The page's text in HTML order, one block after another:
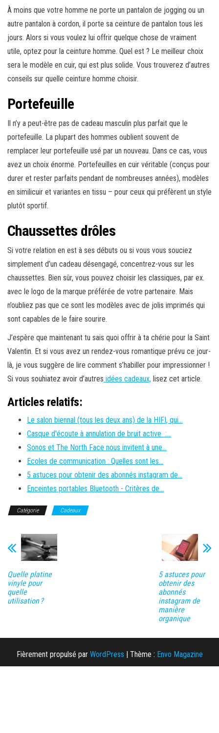
À moins que votre homme ne porte un pantalon de jogging ou un
autre pantalon à cordon, il porte sa ceinture de pantalon tous les
jours. Alors si vous voulez lui offrir quelque chose de vraiment
utile, optez pour la ceinture homme. Quel est ? Le meilleur choix
sera le modèle en cuir, qui est plus solide. Vous trouverez d’autres
conseils sur quelle ceinture homme choisir.
Portefeuille
Il n’y a peut-être pas de cadeau masculin plus parfait que le
portefeuille. La plupart des hommes oublient souvent de
remplacer leur portefeuille usé par un nouveau. Dans ce cas, vous
avez un choix énorme. Portefeuilles en cuir véritable (conçus pour
durer et rester parfaits pendant de nombreuses années), modèles
en similicuir et variantes en tissu – pour ceux qui préfèrent un style
plutôt sportif.
Chaussettes drôles
Si votre relation en est à ses débuts ou si vous vous souciez
simplement d’un cadeau désengagé, concentrez-vous sur les
chaussettes. Bien sûr, vous pouvez choisir les classiques, par ex.
avec le logo de la marque préférée de votre partenaire. Mais
n’oubliez pas que ce sont les modèles avec de jolis imprimés qui
sont capables de le faire sourire.
J’espère que maintenant tu sais quoi offrir à ta chérie pour la Saint
Valentin. Et si vous avez un rendez-vous romantique prévu ce jour-
là, je vous suggère de lire comment s’habiller pour impressionner !
Si vous souhiatez avoir d’autres idées cadeaux, lisez cet article.
Articles relatifs:
Le salon biennal (tous les deux ans) de la HIFI, qui…
Casque d'écoute à annulation de bruit active :…
Sonos et The North Face nous invitent à une…
Ecoles de communication : Quelles sont les…
5 astuces pour obtenir des abonnés instagram de…
Enceintes portables Bluetooth - Critères de…
Catégorie Cadeaux
Quelle platine
vinyle pour
quelle
utilisation ?
5 astuces pour
obtenir des
abonnés
instagram de
manière
organique
Fièrement propulsé par WordPress | Thème : Envo Magazine